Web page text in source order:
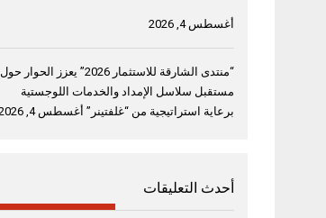
أغسطس 4, 2026
“منتدى الشارقة للاستثمار 2026” يعزز الحوار حول
مستقبل سلاسل الإمداد والخدمات اللوجستية
برعاية استراتيجية من “غلفتينر” أغسطس 4, 2026
أحدث التعليقات